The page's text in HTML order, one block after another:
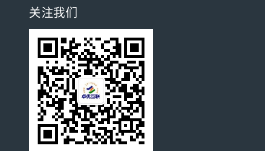
关注我们